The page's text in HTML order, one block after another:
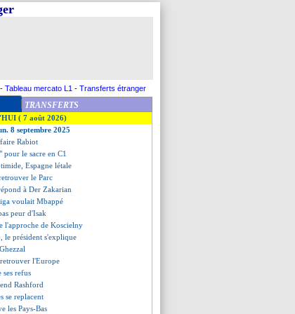
- Tableau mercato L1 - Transferts étranger
TRANSFERTS
( 7 août 2026)
8 septembre 2025
Rabiot
pour le sacre en C1
Espagne létale
le Parc
à Der Zakarian
voulait Mbappé
peur d'Isak
l'approche de Koscielny
le président s'explique
l'Europe
refus
Rashford
se replacent
les Pays-Bas